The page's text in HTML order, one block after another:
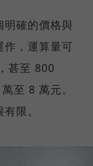
明確的價格與
，運算量可
甚至 800
至 8 萬元。
限。